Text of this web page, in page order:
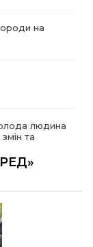
на
людина
та
4